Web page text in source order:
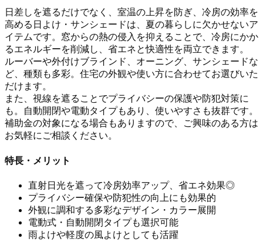
日差しを遮るだけでなく、室温の上昇を防ぎ、冷房の効率を
高める日よけ・サンシェードは、夏の暮らしに欠かせないア
イテムです。窓からの熱の侵入を抑えることで、冷房にかか
るエネルギーを削減し、省エネと快適性を両立できます。
ルーバーや外付けブラインド、オーニング、サンシェードな
ど、種類も多彩。住宅の外観や使い方に合わせてお選びいた
だけます。
また、視線を遮ることでプライバシーの保護や防犯対策に
も。自動開閉や電動タイプもあり、使いやすさも抜群です。
補助金の対象になる場合もありますので、ご興味のある方は
お気軽にご相談ください。
特長・メリット
直射日光を遮って冷房効率アップ、省エネ効果◎
プライバシー確保や防犯性の向上にも効果的
外観に調和する多彩なデザイン・カラー展開
電動式・自動開閉タイプも選択可能
雨よけや軽度の風よけとしても活躍